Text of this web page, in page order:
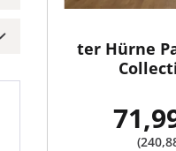
ter Hürne